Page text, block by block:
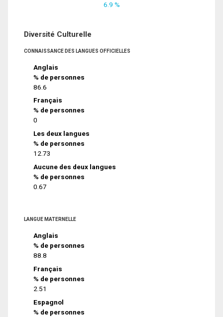
6.9 %
Diversité Culturelle
CONNAISSANCE DES LANGUES OFFICIELLES
Anglais
% de personnes
86.6
Français
% de personnes
0
Les deux langues
% de personnes
12.73
Aucune des deux langues
% de personnes
0.67
LANGUE MATERNELLE
Anglais
% de personnes
88.8
Français
% de personnes
2.51
Espagnol
% de personnes